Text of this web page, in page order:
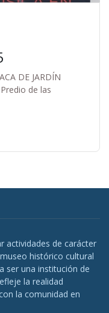
DE JARDÍN
de las
actividades de carácter
histórico cultural
ser una institución de
la realidad
la comunidad en